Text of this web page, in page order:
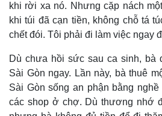
khi rời xa nó. Nhưng cặp nách
khi túi đã cạn tiền, không chỗ tá
chết đói. Tôi phải đi làm việc ngay
Dù chưa hồi sức sau ca sinh, bà
Sài Gòn ngay. Lần này, bà thuê
Sài Gòn sống an phận bằng
các shop ở chợ. Dù thương nhớ